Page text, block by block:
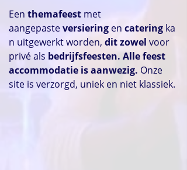
Een themafeest met
aangepasteversiering en catering ka
n uitgewerkt worden, dit zowel voor
privé als bedrijfsfeesten. Alle feest
accommodatie is aanwezig. Onze
site is verzorgd, uniek en niet klassiek.